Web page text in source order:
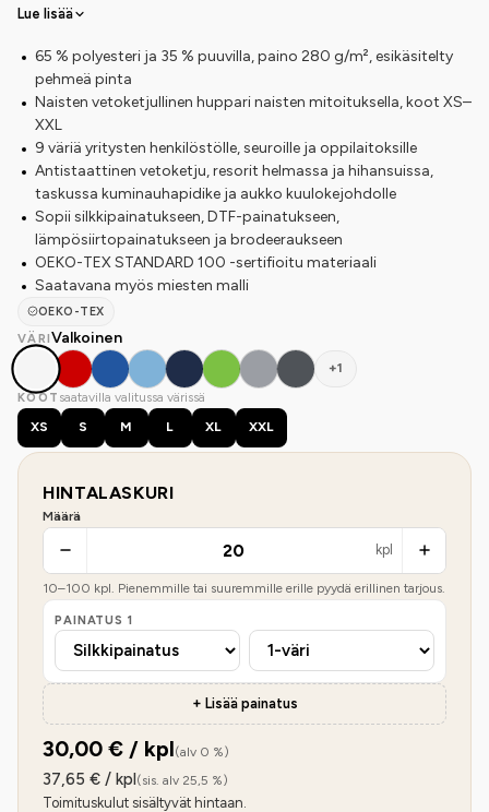
Lue lisää
65 % polyesteri ja 35 % puuvilla, paino 280 g/m², esikäsitelty
pehmeä pinta
Naisten vetoketjullinen huppari naisten mitoituksella, koot XS–
XXL
9 väriä yritysten henkilöstölle, seuroille ja oppilaitoksille
Antistaattinen vetoketju, resorit helmassa ja hihansuissa,
taskussa kuminauhapidike ja aukko kuulokejohdolle
Sopii silkkipainatukseen, DTF-painatukseen,
lämpösiirtopainatukseen ja brodeeraukseen
OEKO-TEX STANDARD 100 -sertifioitu materiaali
Saatavana myös miesten malli
OEKO-TEX
VÄRIValkoinen
+1
KOOT saatavilla valitussa värissä
XS
S M L XL XXL
HINTALASKURI
Määrä
kpl
10–100 kpl. Pienemmille tai suuremmille erille pyydä erillinen tarjous.
PAINATUS 1
+ Lisää painatus
30,00 € / kpl(alv 0 %)
37,65 € / kpl(sis. alv 25,5 %)
Toimituskulut sisältyvät hintaan.